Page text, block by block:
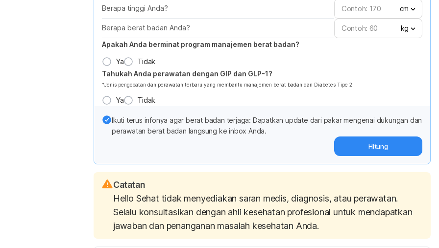
Berapa tinggi Anda? cm
Berapa berat badan Anda?
kg
Apakah Anda berminat program manajemen berat badan?
Ya Tidak
Tahukah Anda perawatan dengan GIP dan GLP-1?
*Jenis pengobatan dan perawatan terbaru yang membantu manajemen berat badan dan Diabetes Tipe 2
Ya Tidak
Ikuti terus infonya agar berat badan terjaga: Dapatkan update dari pakar mengenai dukungan dan
perawatan berat badan langsung ke inbox Anda.
Hitung
Catatan
Hello Sehat tidak menyediakan saran medis, diagnosis, atau perawatan.
Selalu konsultasikan dengan ahli kesehatan profesional untuk mendapatkan
jawaban dan penanganan masalah kesehatan Anda.